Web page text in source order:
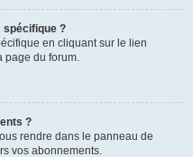
spécifique ?
en cliquant sur le lien
page du forum.
?
rendre dans le panneau de
vos abonnements.